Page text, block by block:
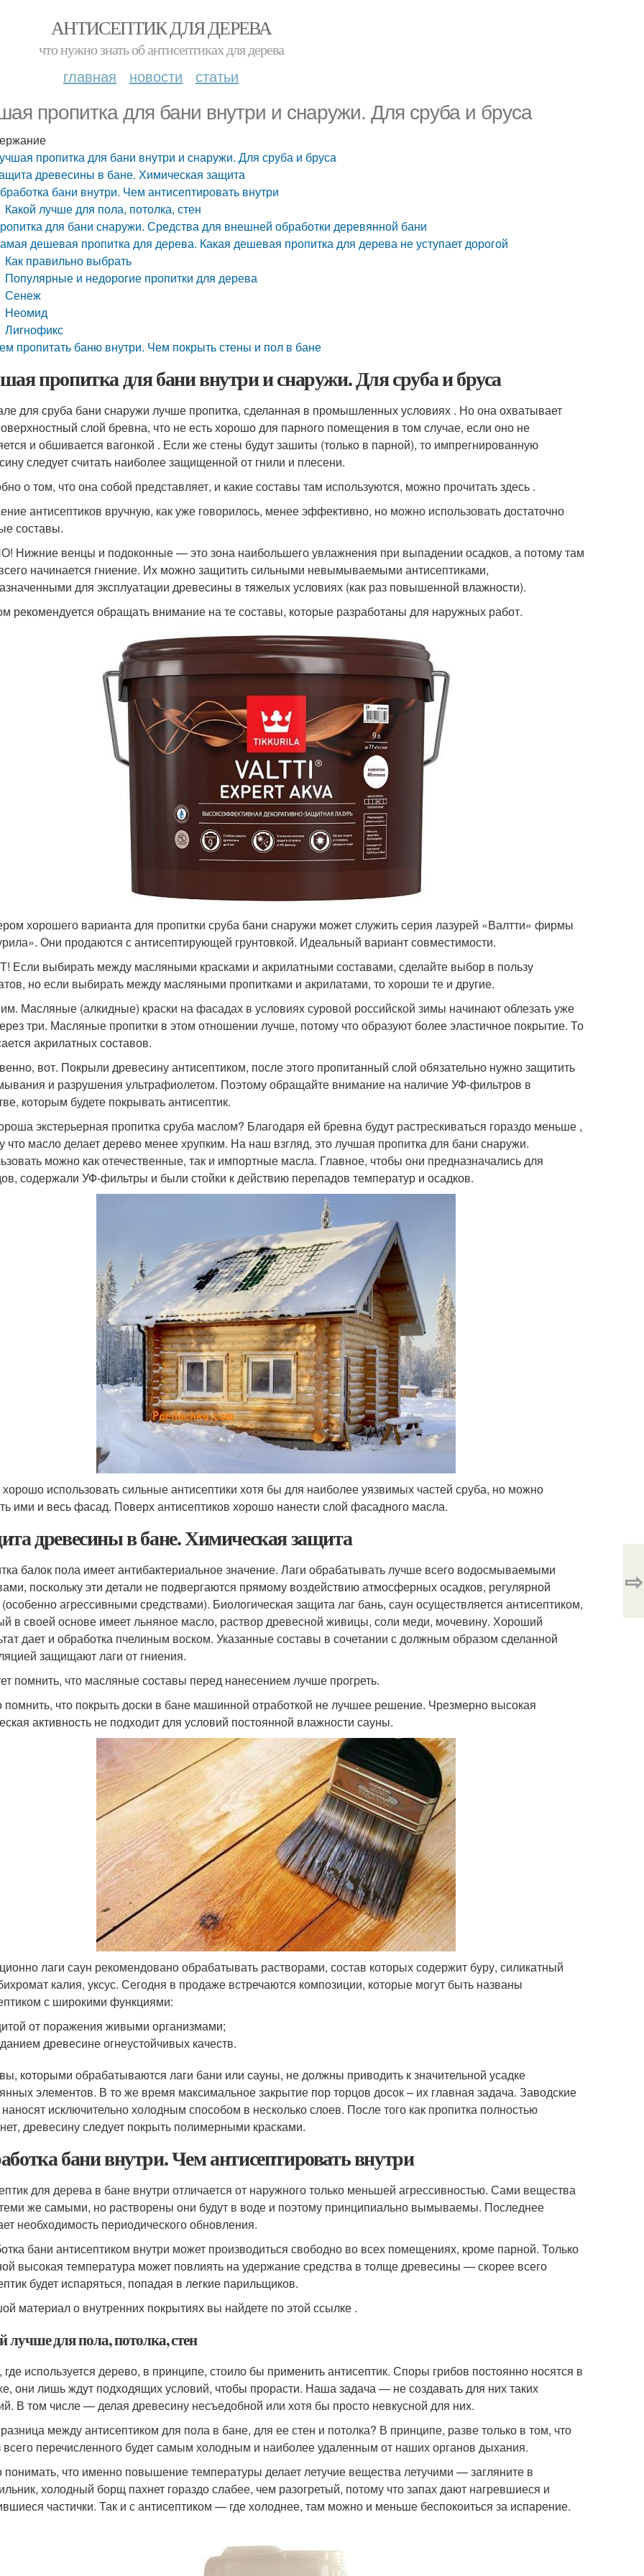
АНТИСЕПТИК ДЛЯ ДЕРЕВА
что нужно знать об антисептиках для дерева
главная новости статьи
пропитка для бани внутри и снаружи. Для сруба и бруса
пропитка для бани внутри и снаружи. Для сруба и бруса
древесины в бане. Химическая защита
бани внутри. Чем антисептировать внутри
Какой лучше для пола, потолка, стен
для бани снаружи. Средства для внешней обработки деревянной бани
дешевая пропитка для дерева. Какая дешевая пропитка для дерева не уступает дорогой
Как правильно выбрать
Популярные и недорогие пропитки для дерева
Сенеж
Неомид
Лигнофикс
пропитать баню внутри. Чем покрыть стены и пол в бане
пропитка для бани внутри и снаружи. Для сруба и бруса
для сруба бани снаружи лучше пропитка, сделанная в промышленных условиях . Но она охватывает
слой бревна, что не есть хорошо для парного помещения в том случае, если оно не
и обшивается вагонкой . Если же стены будут зашиты (только в парной), то импрегнированную
следует считать наиболее защищенной от гнили и плесени.
о том, что она собой представляет, и какие составы там используются, можно прочитать здесь .
антисептиков вручную, как уже говорилось, менее эффективно, но можно использовать достаточно
составы.
Нижние венцы и подоконные — это зона наибольшего увлажнения при выпадении осадков, а потому там
начинается гниение. Их можно защитить сильными невымываемыми антисептиками,
для эксплуатации древесины в тяжелых условиях (как раз повышенной влажности).
рекомендуется обращать внимание на те составы, которые разработаны для наружных работ.
хорошего варианта для пропитки сруба бани снаружи может служить серия лазурей «Валтти» фирмы
Они продаются с антисептирующей грунтовкой. Идеальный вариант совместимости.
Если выбирать между масляными красками и акрилатными составами, сделайте выбор в пользу
но если выбирать между масляными пропитками и акрилатами, то хороши те и другие.
Масляные (алкидные) краски на фасадах в условиях суровой российской зимы начинают облезать уже
три. Масляные пропитки в этом отношении лучше, потому что образуют более эластичное покрытие. То
акрилатных составов.
вот. Покрыли древесину антисептиком, после этого пропитанный слой обязательно нужно защитить
и разрушения ультрафиолетом. Поэтому обращайте внимание на наличие УФ-фильтров в
которым будете покрывать антисептик.
экстерьерная пропитка сруба маслом? Благодаря ей бревна будут растрескиваться гораздо меньше ,
что масло делает дерево менее хрупким. На наш взгляд, это лучшая пропитка для бани снаружи.
можно как отечественные, так и импортные масла. Главное, чтобы они предназначались для
содержали УФ-фильтры и были стойки к действию перепадов температур и осадков.
использовать сильные антисептики хотя бы для наиболее уязвимых частей сруба, но можно
ими и весь фасад. Поверх антисептиков хорошо нанести слой фасадного масла.
древесины в бане. Химическая защита
балок пола имеет антибактериальное значение. Лаги обрабатывать лучше всего водосмываемыми
поскольку эти детали не подвергаются прямому воздействию атмосферных осадков, регулярной
агрессивными средствами). Биологическая защита лаг бань, саун осуществляется антисептиком,
в своей основе имеет льняное масло, раствор древесной живицы, соли меди, мочевину. Хороший
дает и обработка пчелиным воском. Указанные составы в сочетании с должным образом сделанной
защищают лаги от гниения.
помнить, что масляные составы перед нанесением лучше прогреть.
что покрыть доски в бане машинной отработкой не лучшее решение. Чрезмерно высокая
активность не подходит для условий постоянной влажности сауны.
лаги саун рекомендовано обрабатывать растворами, состав которых содержит буру, силикатный
калия, уксус. Сегодня в продаже встречаются композиции, которые могут быть названы
с широкими функциями:
от поражения живыми организмами;
древесине огнеустойчивых качеств.
которыми обрабатываются лаги бани или сауны, не должны приводить к значительной усадке
элементов. В то же время максимальное закрытие пор торцов досок – их главная задача. Заводские
исключительно холодным способом в несколько слоев. После того как пропитка полностью
древесину следует покрыть полимерными красками.
бани внутри. Чем антисептировать внутри
для дерева в бане внутри отличается от наружного только меньшей агрессивностью. Сами вещества
же самыми, но растворены они будут в воде и поэтому принципиально вымываемы. Последнее
необходимость периодического обновления.
бани антисептиком внутри может производиться свободно во всех помещениях, кроме парной. Только
высокая температура может повлиять на удержание средства в толще древесины — скорее всего
будет испаряться, попадая в легкие парильщиков.
материал о внутренних покрытиях вы найдете по этой ссылке .
лучше для пола, потолка, стен
где используется дерево, в принципе, стоило бы применить антисептик. Споры грибов постоянно носятся в
они лишь ждут подходящих условий, чтобы прорасти. Наша задача — не создавать для них таких
В том числе — делая древесину несъедобной или хотя бы просто невкусной для них.
между антисептиком для пола в бане, для ее стен и потолка? В принципе, разве только в том, что
всего перечисленного будет самым холодным и наиболее удаленным от наших органов дыхания.
что именно повышение температуры делает летучие вещества летучими — загляните в
холодный борщ пахнет гораздо слабее, чем разогретый, потому что запах дают нагревшиеся и
частички. Так и с антисептиком — где холоднее, там можно и меньше беспокоиться за испарение.
⇨